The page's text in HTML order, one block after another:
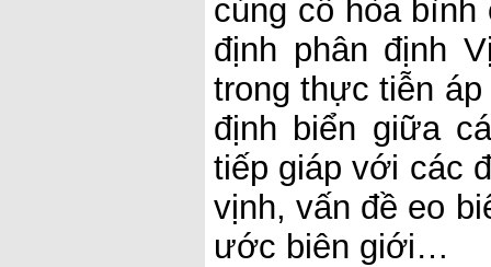
củng cố hòa
định phân định
trong thực tiễn
định biển giữa
tiếp giáp với các
vịnh, vấn đề eo
ước biên giới…